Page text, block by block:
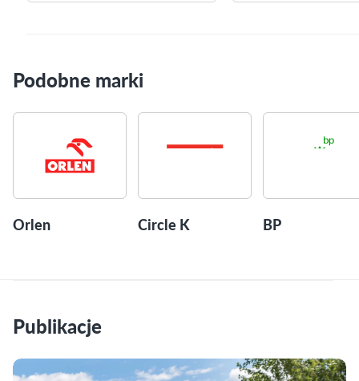
Podobne marki
Orlen Circle K BP
Publikacje